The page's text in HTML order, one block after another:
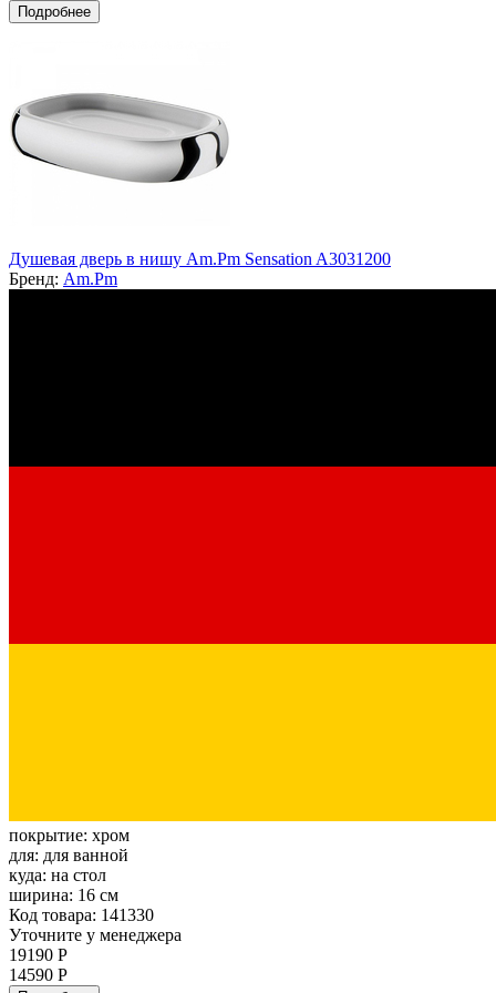
Подробнее
Душевая дверь в нишу Am.Pm Sensation A3031200
Бренд: Am.Pm
покрытие: хром
для: для ванной
куда: на стол
ширина: 16 см
Код товара: 141330
Уточните у менеджера
19190 Р
14590 Р